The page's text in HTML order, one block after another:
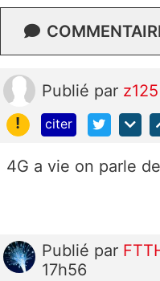
Publié par z125
!
citer
4G a vie on parle
Publié par
17h56